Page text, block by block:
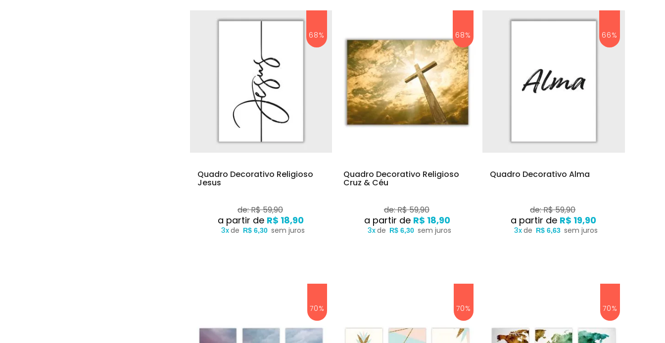
68%
Quadro Decorativo Religioso
Jesus
de: R$ 59,90
R$ 18,90
3xde R$ 6,30 sem juros
68%
Quadro Decorativo Religioso
Cruz & Céu
de: R$ 59,90
R$ 18,90
3xde R$ 6,30 sem juros
66%
Quadro Decorativo Alma
de: R$ 59,90
R$ 19,90
3xde R$ 6,63 sem juros
70% 70% 70%